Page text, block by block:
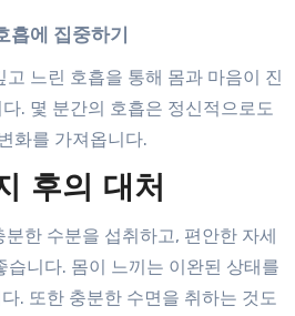
흡에 집중하기
느린 호흡을 통해 몸과 마음이 진
. 몇 분간의 호흡은 정신적으로도
화를 가져옵니다.
후의 대처
한 수분을 섭취하고, 편안한 자세
습니다. 몸이 느끼는 이완된 상태를
. 또한 충분한 수면을 취하는 것도